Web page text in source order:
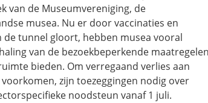
van de Museumvereniging, de
musea. Nu er door vaccinaties en
tunnel gloort, hebben musea vooral
van de bezoekbeperkende maatregelen
bieden. Om verregaand verlies aan
zijn toezeggingen nodig over
noodsteun vanaf 1 juli.